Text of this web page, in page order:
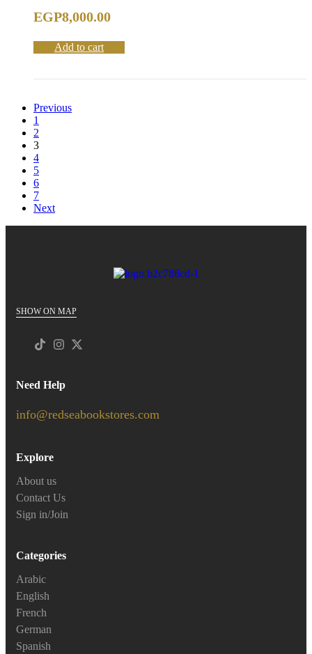
EGP8,000.00
Add to cart
Previous
1
2
3
4
5
6
7
Next
SHOW ON MAP
Need Help
info@redseabookstores.com
Explore
About us
Contact Us
Sign in/Join
Categories
Arabic
English
French
German
Spanish